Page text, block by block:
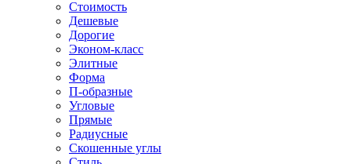
Стоимость
Дешевые
Дорогие
Эконом-класс
Элитные
Форма
П-образные
Угловые
Прямые
Радиусные
Скошенные углы